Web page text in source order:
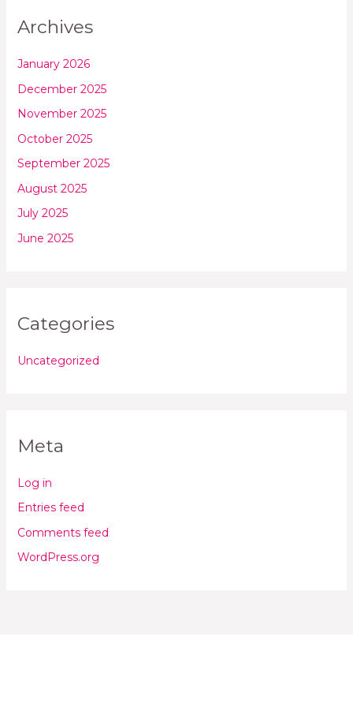
Archives
January 2026
December 2025
November 2025
October 2025
September 2025
August 2025
July 2025
June 2025
Categories
Uncategorized
Meta
Log in
Entries feed
Comments feed
WordPress.org